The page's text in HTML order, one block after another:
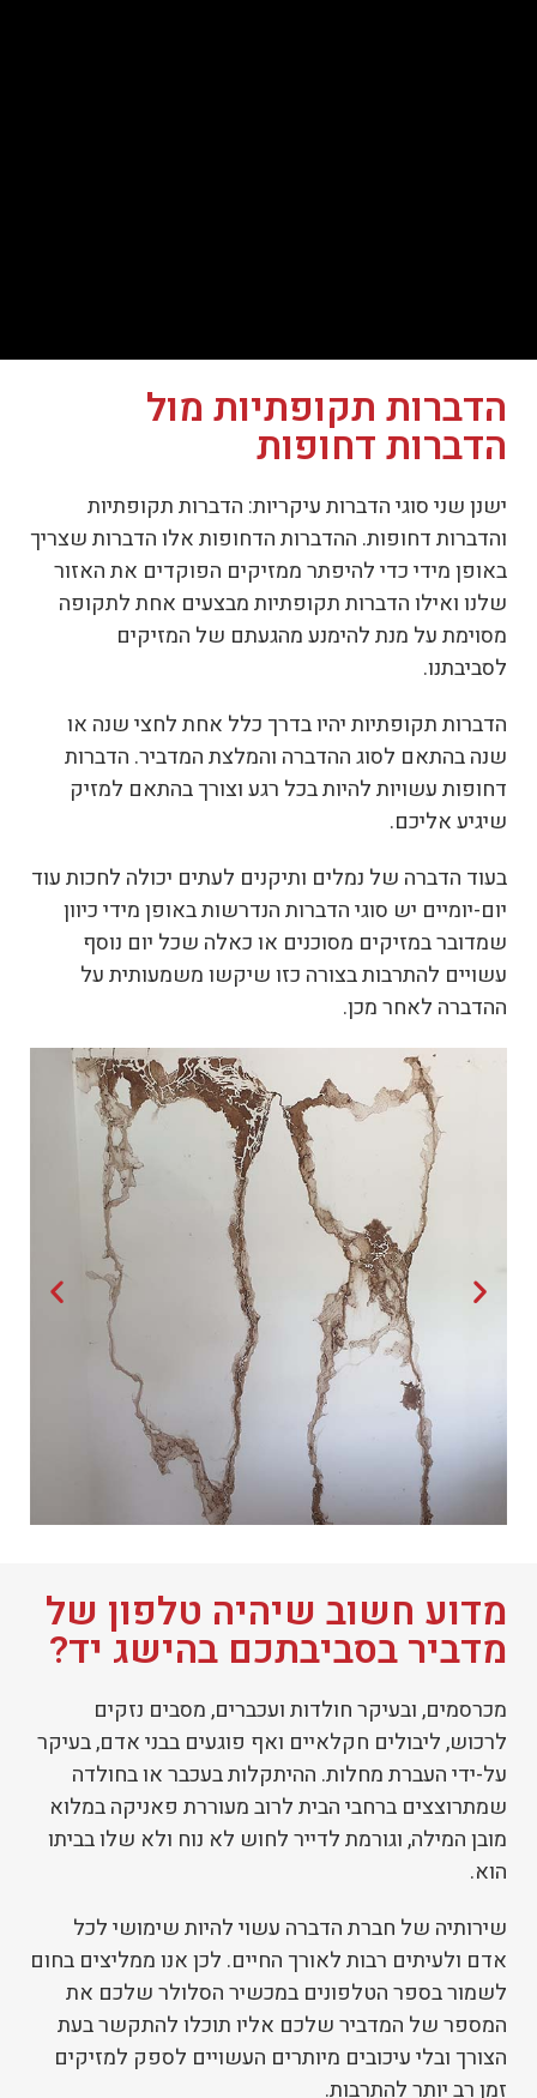
הדברות תקופתיות מול
הדברות דחופות
ישנן שני סוגי הדברות עיקריות: הדברות תקופתיות
והדברות דחופות. ההדברות הדחופות אלו הדברות שצריך
באופן מידי כדי להיפתר ממזיקים הפוקדים את האזור
שלנו ואילו הדברות תקופתיות מבצעים אחת לתקופה
מסוימת על מנת להימנע מהגעתם של המזיקים
לסביבתנו.
הדברות תקופתיות יהיו בדרך כלל אחת לחצי שנה או
שנה בהתאם לסוג ההדברה והמלצת המדביר. הדברות
דחופות עשויות להיות בכל רגע וצורך בהתאם למזיק
שיגיע אליכם.
בעוד הדברה של נמלים ותיקנים לעתים יכולה לחכות עוד
יום-יומיים יש סוגי הדברות הנדרשות באופן מידי כיוון
שמדובר במזיקים מסוכנים או כאלה שכל יום נוסף
עשויים להתרבות בצורה כזו שיקשו משמעותית על
ההדברה לאחר מכן.
מדוע חשוב שיהיה טלפון של
מדביר בסביבתכם בהישג יד?
מכרסמים, ובעיקר חולדות ועכברים, מסבים נזקים
לרכוש, ליבולים חקלאיים ואף פוגעים בבני אדם, בעיקר
על-ידי העברת מחלות. ההיתקלות בעכבר או בחולדה
שמתרוצצים ברחבי הבית לרוב מעוררת פאניקה במלוא
מובן המילה, וגורמת לדייר לחוש לא נוח ולא שלו בביתו
הוא.
שירותיה של חברת הדברה עשוי להיות שימושי לכל
אדם ולעיתים רבות לאורך החיים. לכן אנו ממליצים בחום
לשמור בספר הטלפונים במכשיר הסלולר שלכם את
המספר של המדביר שלכם אליו תוכלו להתקשר בעת
הצורך ובלי עיכובים מיותרים העשויים לספק למזיקים
זמן רב יותר להתרבות.